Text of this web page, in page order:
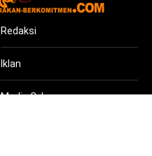
Redaksi
Iklan
Media Cyber